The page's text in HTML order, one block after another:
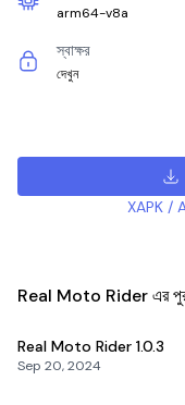
arm64-v8a
স্বাক্ষর
দেখুন
XAPK /
Real Moto Rider এর
Real Moto Rider 1.0.3
Sep 20, 2024